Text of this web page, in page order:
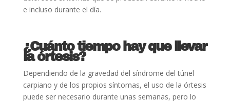
e incluso durante el día.
¿Cuánto tiempo hay que llevar
la órtesis?
Dependiendo de la gravedad del síndrome del túnel
carpiano y de los propios síntomas, el uso de la órtesis
puede ser necesario durante unas semanas, pero lo